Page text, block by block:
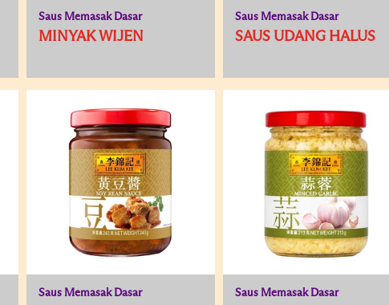
Saus Memasak Dasar
MINYAK WIJEN
Saus Memasak Dasar
SAUS UDANG HALUS
Saus Memasak Dasar Saus Memasak Dasar